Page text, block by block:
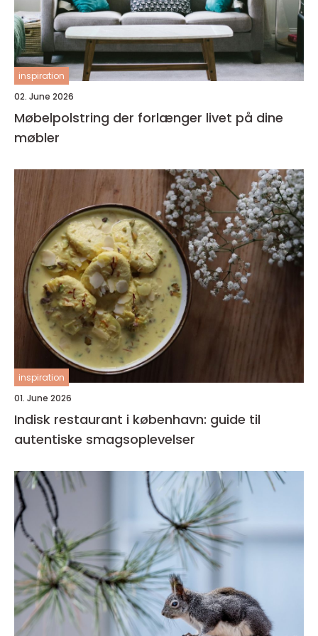
inspiration
02. June 2026
Møbelpolstring der forlænger livet på dine
møbler
inspiration
01. June 2026
Indisk restaurant i københavn: guide til
autentiske smagsoplevelser